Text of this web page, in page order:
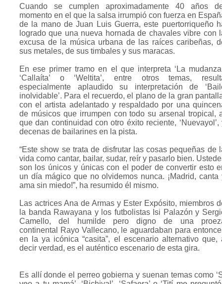
Cuando se cumplen aproximadamente 40 años
momento en el que la salsa irrumpió con fuerza en
de la mano de Juan Luis Guerra, este puertorriqueño
logrado que una nueva hornada de chavales vibre con
excusa de la música urbana de las raíces caribeñas,
sus metales, de sus timbales y sus maracas.
En ese primer tramo en el que interpreta ‘La
‘Callaíta’ o ‘Weltita’, entre otros temas,
especialmente aplaudido su interpretación de
inolvidable’. Para el recuerdo, el plano de la gran
con el artista adelantado y respaldado por una
de músicos que irrumpen con todo su arsenal tropical,
que dan continuidad con otro éxito reciente, ‘Nuevayol’,
decenas de bailarines en la pista.
“Este show se trata de disfrutar las cosas pequeñas de
vida como cantar, bailar, sudar, reír y pasarlo bien.
son los únicos y únicas con el poder de convertir esto
un día mágico que no olvidemos nunca. ¡Madrid, canta
ama sin miedo!”, ha resumido él mismo.
Las actrices Ana de Armas y Ester Expósito, miembros
la banda Rawayana y los futbolistas Isi Palazón y
Camello, del humilde pero digno de una
continental Rayo Vallecano, le aguardaban para
en la ya icónica “casita”, el escenario alternativo que,
decir verdad, es el auténtico escenario de esta gira.
Es allí donde el perreo gobierna y suenan temas como